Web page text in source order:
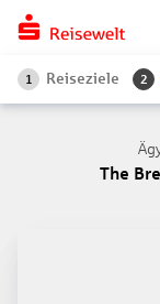
1 Reiseziele 2
The